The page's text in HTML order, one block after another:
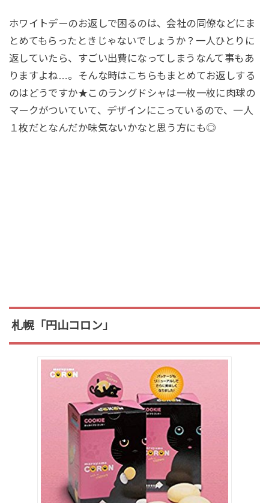
ホワイトデーのお返しで困るのは、会社の同僚などにま
とめてもらったときじゃないでしょうか？一人ひとりに
返していたら、すごい出費になってしまうなんて事もあ
りますよね…。そんな時はこちらもまとめてお返しする
のはどうですか★このラングドシャは一枚一枚に肉球の
マークがついていて、デザインにこっているので、一人
１枚だとなんだか味気ないかなと思う方にも◎
札幌「円山コロン」